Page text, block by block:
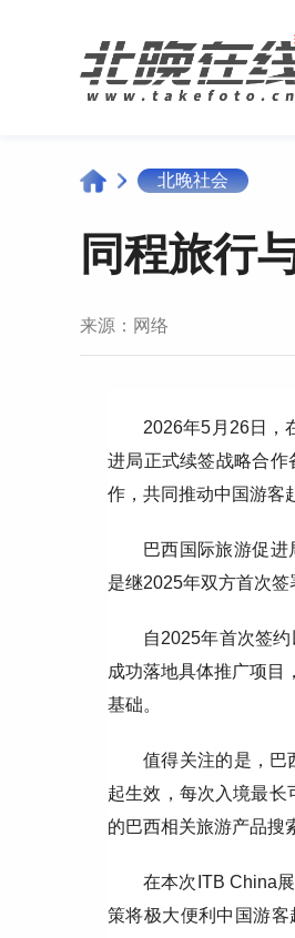
北晚社会
同程旅行
来源： 网络
2026年5月26日，
进局正式续签战略合作
作，共同推动中国游客
巴西国际旅游促
是继2025年双方首次
自2025年首次签
成功落地具体推广项目
基础。
值得关注的是，巴
起生效，每次入境最长
的巴西相关旅游产品搜
在本次ITB China
策将极大便利中国游